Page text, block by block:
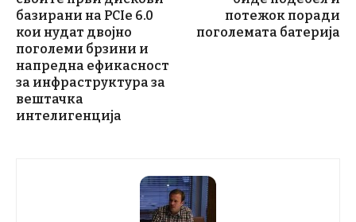
базирани на PCIe 6.0
кои нудат двојно
поголеми брзини и
напредна ефикасност
за инфраструктура за
вештачка
интелигенција
потежок поради
поголемата батерија